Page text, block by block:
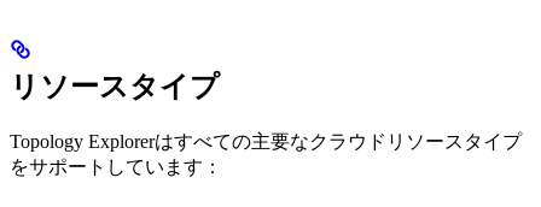
リソースタイプ
Topology Explorerはすべての主要なクラウドリソースタイプ
をサポートしています：